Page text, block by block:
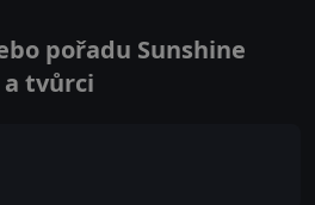
pořadu Sunshine
a tvůrci